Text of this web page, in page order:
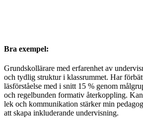
Bra exempel:
Grundskollärare med erfarenhet av
och tydlig struktur i klassrummet. Har
läsförståelse med i snitt 15 % genom
och regelbunden formativ återkoppling.
lek och kommunikation stärker min
att skapa inkluderande undervisning.